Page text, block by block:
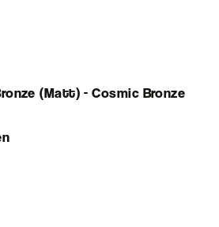
(Matt) - Cosmic Bronze